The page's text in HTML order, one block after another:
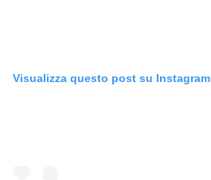
Visualizza questo post su Instagram